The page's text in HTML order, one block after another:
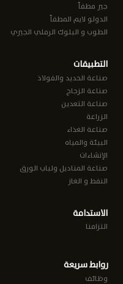
جير مطفأ
الدولو لايم المطفأ
الطوب و البلوك الرملي الجيري
التطبيقات
صناعة الحديد والفولاذ
صناعة الزجاج
صناعة التعدين
الزراعة
صناعة الغذاء
البيئة والمياه
الإنشاءات
صناعة المناديل ولباب الورق
النفط و الغاز
الاستدامة
التزامنا
روابط سريعة
وظائف